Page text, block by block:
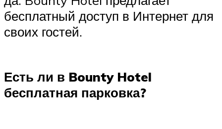
бесплатный доступ в Интернет для
своих гостей.
Есть ли в Bounty Hotel
бесплатная парковка?